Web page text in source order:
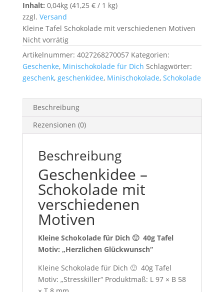
Inhalt: 0,04kg (41,25 €/ 1 kg)
zzgl. Versand
Kleine Tafel Schokolade mit verschiedenen Motiven
Nicht vorrätig
Artikelnummer: 4027268270057 Kategorien:
Geschenke, Minischokolade für Dich Schlagwörter:
geschenk, geschenkidee, Minischokolade, Schokolade
Beschreibung
Rezensionen (0)
Beschreibung
Geschenkidee –
Schokolade mit
verschiedenen
Motiven
Kleine Schokolade für Dich 🙂 40g Tafel
Motiv: „Herzlichen Glückwunsch“
Kleine Schokolade für Dich 🙂 40g Tafel
Motiv: „Stresskiller“ Produktmaß: L 97 × B 58